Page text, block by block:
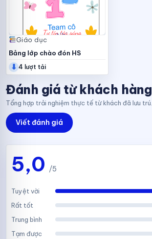
Giáo dục
Bảng lớp chào đón HS
⬇ 4 lượt tải
Đánh giá từ khách hàng
Tổng hợp trải nghiệm thực tế từ khách đã lưu trú.
Viết đánh giá
5,0 /5
Tuyệt vời
Rất tốt
Trung bình
Tạm được